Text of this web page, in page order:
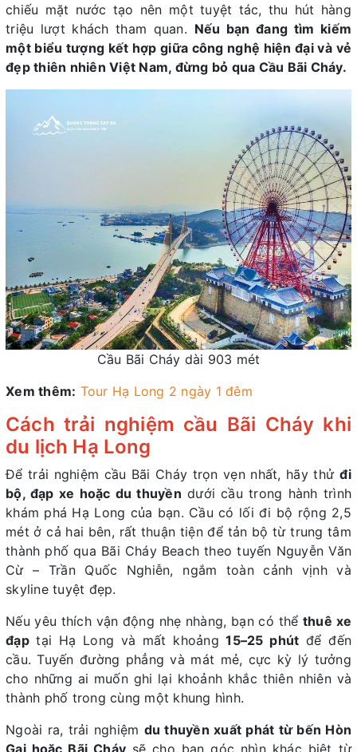
chiếu mặt nước tạo nên một tuyệt tác, thu hút hàng
triệu lượt khách tham quan. Nếu bạn đang tìm kiếm
một biểu tượng kết hợp giữa công nghệ hiện đại và vẻ
đẹp thiên nhiên Việt Nam, đừng bỏ qua Cầu Bãi Cháy.
Cầu Bãi Cháy dài 903 mét
Xem thêm: Tour Hạ Long 2 ngày 1 đêm
Cách trải nghiệm cầu Bãi Cháy khi
du lịch Hạ Long
Để trải nghiệm cầu Bãi Cháy trọn vẹn nhất, hãy thử đi
bộ, đạp xe hoặc du thuyền dưới cầu trong hành trình
khám phá Hạ Long của bạn. Cầu có lối đi bộ rộng 2,5
mét ở cả hai bên, rất thuận tiện để tản bộ từ trung tâm
thành phố qua Bãi Cháy Beach theo tuyến Nguyễn Văn
Cừ – Trần Quốc Nghiễn, ngắm toàn cảnh vịnh và
skyline tuyệt đẹp.
Nếu yêu thích vận động nhẹ nhàng, bạn có thể thuê xe
đạptại Hạ Long và mất khoảng15–25 phút để đến
cầu. Tuyến đường phẳng và mát mẻ, cực kỳ lý tưởng
cho những ai muốn ghi lại khoảnh khắc thiên nhiên và
thành phố trong cùng một khung hình.
Ngoài ra, trải nghiệm du thuyền xuất phát từ bến Hòn
Gai hoặc Bãi Cháy sẽ cho bạn góc nhìn khác biệt từ